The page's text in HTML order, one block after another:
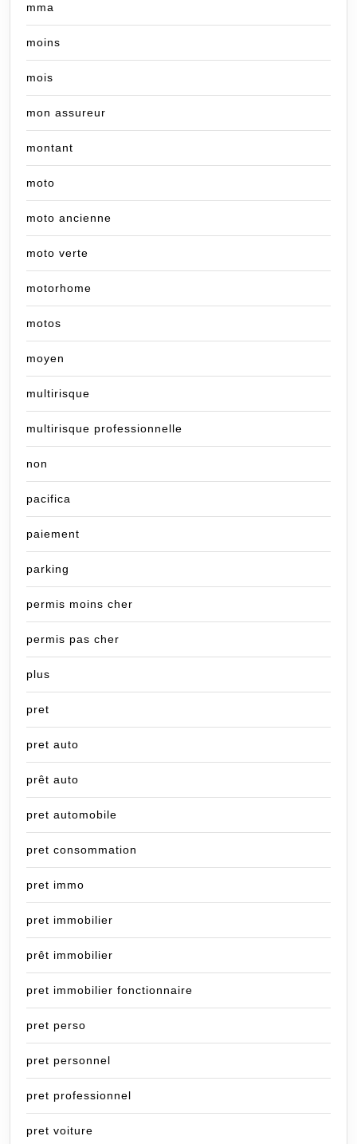
mma
moins
mois
mon assureur
montant
moto
moto ancienne
moto verte
motorhome
motos
moyen
multirisque
multirisque professionnelle
non
pacifica
paiement
parking
permis moins cher
permis pas cher
plus
pret
pret auto
prêt auto
pret automobile
pret consommation
pret immo
pret immobilier
prêt immobilier
pret immobilier fonctionnaire
pret perso
pret personnel
pret professionnel
pret voiture